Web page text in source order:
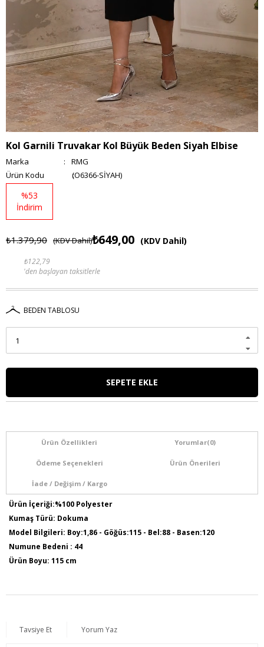
Kol Garnili Truvakar Kol Büyük Beden Siyah Elbise
Marka :
RMG
(O6366-SİYAH)
%53
İndirim
₺1.379,90 (KDV Dahil)₺649,00 (KDV Dahil)
₺122,79
'den başlayan taksitlerle
BEDEN TABLOSU
Ürün Özellikleri Yorumlar(0)
Ödeme Seçenekleri Ürün Önerileri
İade / Değişim / Kargo
Ürün İçeriği:%100 Polyester
Kumaş Türü: Dokuma
Model Bilgileri: Boy:1,86 - Göğüs:115 - Bel:88 - Basen:120
Numune Bedeni : 44
Ürün Boyu: 115 cm
Tavsiye Et Yorum Yaz